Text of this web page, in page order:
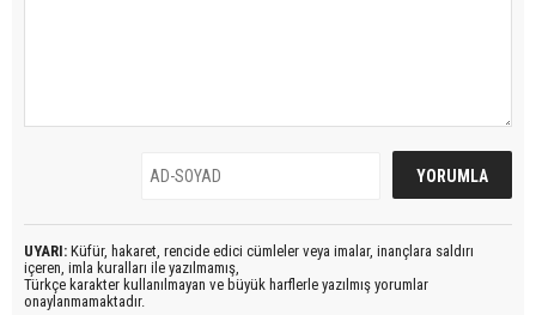
UYARI: Küfür, hakaret, rencide edici cümleler veya imalar, inançlara saldırı
içeren, imla kuralları ile yazılmamış,
Türkçe karakter kullanılmayan ve büyük harflerle yazılmış yorumlar
onaylanmamaktadır.